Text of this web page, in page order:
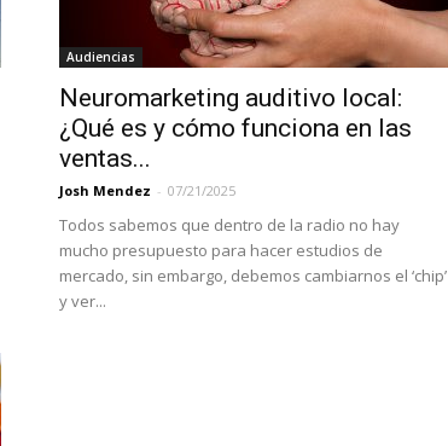
Audiencias
Neuromarketing auditivo local:
¿Qué es y cómo funciona en las
ventas...
Josh Mendez - 07/21/2025
Todos sabemos que dentro de la radio no hay
mucho presupuesto para hacer estudios de
mercado, sin embargo, debemos cambiarnos el ‘chip’
y ver...